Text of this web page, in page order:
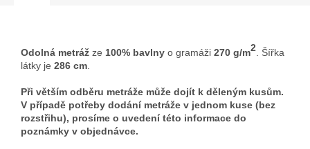
Odolná metráž ze 100% bavlny o gramáži 270 g/m2. Šířka
látky je 286 cm.
Při větším odběru metráže může dojít k děleným kusům.
V případě potřeby dodání metráže v jednom kuse (bez
rozstřihu), prosíme o uvedení této informace do
poznámky v objednávce.